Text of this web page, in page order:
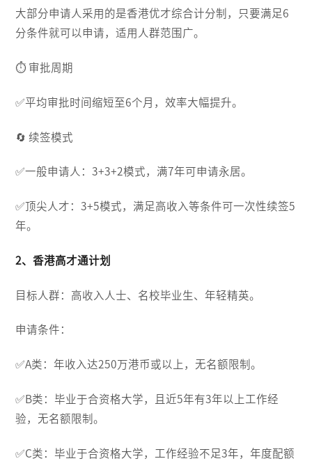
大部分申请人采用的是香港优才综合计分制，只要满足6
分条件就可以申请，适用人群范围广。
⏱ 审批周期
✅️平均审批时间缩短至6个月，效率大幅提升。
🔄 续签模式
✅️一般申请人：3+3+2模式，满7年可申请永居。
✅️顶尖人才：3+5模式，满足高收入等条件可一次性续签5
年。
2、香港高才通计划
目标人群：高收入人士、名校毕业生、年轻精英。
申请条件：
✅️A类：年收入达250万港币或以上，无名额限制。
✅️B类：毕业于合资格大学，且近5年有3年以上工作经
验，无名额限制。
✅️C类：毕业于合资格大学，工作经验不足3年，年度配额